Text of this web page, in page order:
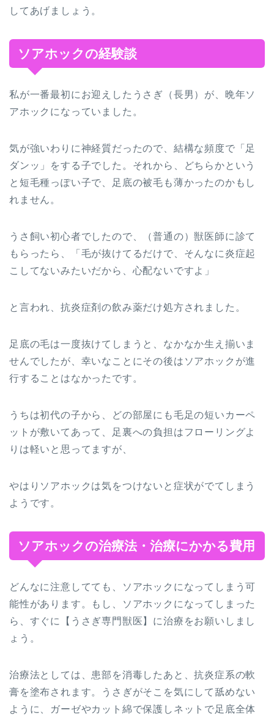
してあげましょう。
ソアホックの経験談
私が一番最初にお迎えしたうさぎ（長男）が、晩年ソ
アホックになっていました。
気が強いわりに神経質だったので、結構な頻度で「足
ダンッ」をする子でした。それから、どちらかという
と短毛種っぽい子で、足底の被毛も薄かったのかもし
れません。
うさ飼い初心者でしたので、（普通の）獣医師に診て
もらったら、「毛が抜けてるだけで、そんなに炎症起
こしてないみたいだから、心配ないですよ」
と言われ、抗炎症剤の飲み薬だけ処方されました。
足底の毛は一度抜けてしまうと、なかなか生え揃いま
せんでしたが、幸いなことにその後はソアホックが進
行することはなかったです。
うちは初代の子から、どの部屋にも毛足の短いカーペ
ットが敷いてあって、足裏への負担はフローリングよ
りは軽いと思ってますが、
やはりソアホックは気をつけないと症状がでてしまう
ようです。
ソアホックの治療法・治療にかかる費用
どんなに注意してても、ソアホックになってしまう可
能性があります。もし、ソアホックになってしまった
ら、すぐに【うさぎ専門獣医】に治療をお願いしまし
ょう。
治療法としては、患部を消毒したあと、抗炎症系の軟
膏を塗布されます。うさぎがそこを気にして舐めない
ように、ガーゼやカット綿で保護しネットで足底全体